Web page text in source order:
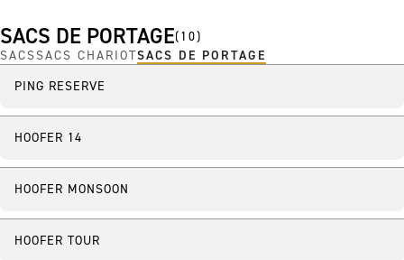
SACS DE PORTAGE(10)
SACSSACS CHARIOTSACS DE PORTAGE
Nouveau
PING RESERVE
HOOFER 14
HOOFER MONSOON
HOOFER TOUR